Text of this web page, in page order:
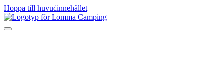
Hoppa till huvudinnehållet